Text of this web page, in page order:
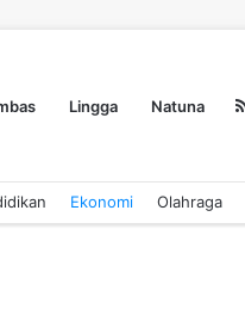
Lingga Natuna
Ekonomi Olahraga